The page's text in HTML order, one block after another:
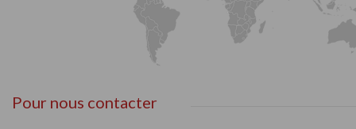
Pour nous contacter